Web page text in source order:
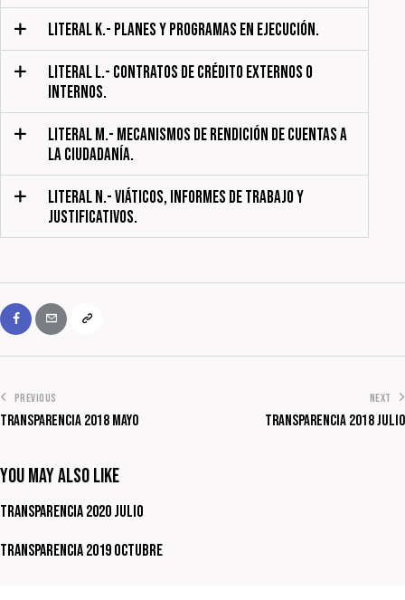
LITERAL K.- PLANES Y PROGRAMAS EN EJECUCIÓN.
LITERAL L.- CONTRATOS DE CRÉDITO EXTERNOS O
INTERNOS.
LITERAL M.- MECANISMOS DE RENDICIÓN DE CUENTAS A
LA CIUDADANÍA.
LITERAL N.- VIÁTICOS, INFORMES DE TRABAJO Y
JUSTIFICATIVOS.
PREVIOUS
Transparencia 2018 Mayo
NEXT
Transparencia 2018 Julio
You May Also Like
Transparencia 2020 Julio
Transparencia 2019 Octubre